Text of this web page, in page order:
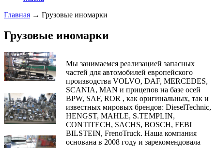
Главная → Грузовые иномарки
Грузовые иномарки
Мы занимаемся реализацией запасных
частей для автомобилей европейского
производства VOLVO, DAF, MERCEDES,
SCANIA, MAN и прицепов на базе осей
BPW, SAF, ROR , как оригинальных, так и
известных мировых брендов: DieselTechnic,
HENGST, MAHLE, S.TEMPLIN,
CONTITECH, SACHS, BOSCH, FEBI
BILSTEIN, FrenoTruck. Наша компания
основана в 2008 году и зарекомендовала